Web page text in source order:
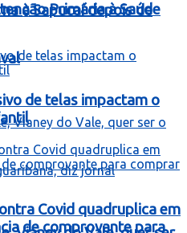
à Sapucaí depois de
Primária à Saúde
de telas impactam o
Covid quadruplica em
de comprovante para